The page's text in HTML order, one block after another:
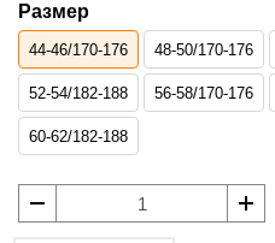
Размер
44-46/170-176 48-50/170-176
52-54/182-188 56-58/170-176
60-62/182-188